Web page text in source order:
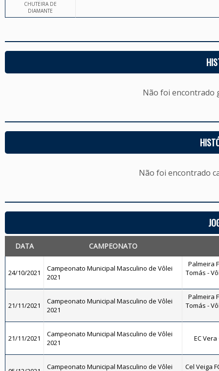
CHUTEIRA DE
DIAMANTE
Não foi encontrado
Não foi encontrado
DATA CAMPEONATO
24/10/2021
Campeonato Municipal Masculino de Vôlei
2021
Palmeira
Tomás -
21/11/2021
Campeonato Municipal Masculino de Vôlei
2021
Palmeira
Tomás -
21/11/2021
Campeonato Municipal Masculino de Vôlei
2021
EC
Campeonato Municipal Masculino de Vôlei Cel Veiga